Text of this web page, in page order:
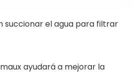
succionar el agua para filtrar
ayudará a mejorar la